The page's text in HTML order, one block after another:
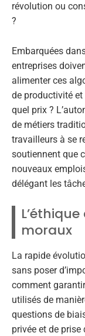
révolution ou
?
Embarquées
entreprises
alimenter ces
de productivité et
quel prix ?
de métiers
travailleurs à se
soutiennent que
nouveaux
délégant les
moraux
La rapide
sans poser
comment
utilisés de
questions de
privée et de